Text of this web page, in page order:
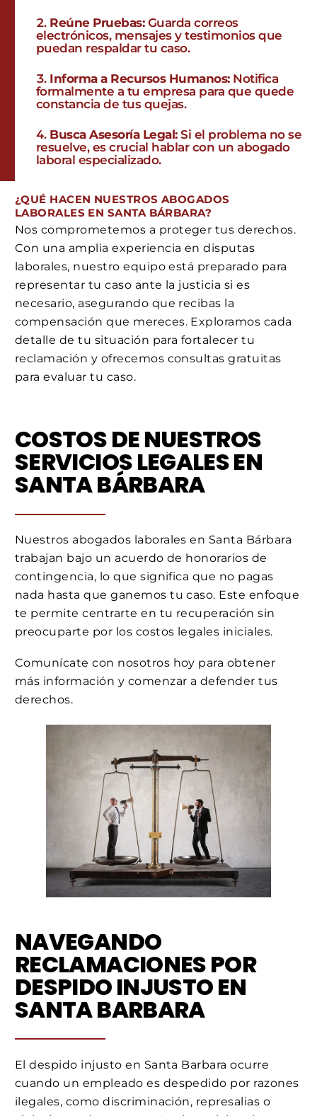
Reúne Pruebas:Guarda correos
electrónicos, mensajes y testimonios que
puedan respaldar tu caso.
Informa a Recursos Humanos:Notifica
formalmente a tu empresa para que quede
constancia de tus quejas.
Busca Asesoría Legal:Si el problema no se
resuelve, es crucial hablar con un abogado
laboral especializado.
¿QUÉ HACEN NUESTROS ABOGADOS
LABORALES EN SANTA BÁRBARA?
Nos comprometemos a proteger tus derechos.
Con una amplia experiencia en disputas
laborales, nuestro equipo está preparado para
representar tu caso ante la justicia si es
necesario, asegurando que recibas la
compensación que mereces. Exploramos cada
detalle de tu situación para fortalecer tu
reclamación y ofrecemos consultas gratuitas
para evaluar tu caso.
COSTOS DE NUESTROS
SERVICIOS LEGALES EN
SANTA BÁRBARA
Nuestros abogados laborales en Santa Bárbara
trabajan bajo un acuerdo de honorarios de
contingencia, lo que significa que no pagas
nada hasta que ganemos tu caso. Este enfoque
te permite centrarte en tu recuperación sin
preocuparte por los costos legales iniciales.
Comunícate con nosotros hoy para obtener
más información y comenzar a defender tus
derechos.
NAVEGANDO
RECLAMACIONES POR
DESPIDO INJUSTO EN
SANTA BARBARA
El despido injusto en Santa Barbara ocurre
cuando un empleado es despedido por razones
ilegales, como discriminación, represalias o